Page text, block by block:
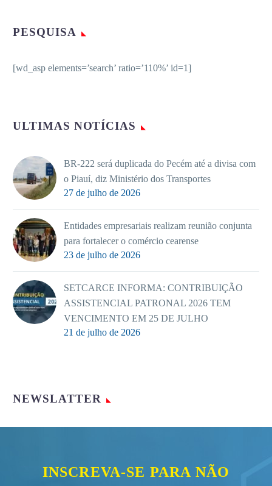
PESQUISA
[wd_asp elements=’search’ ratio=’110%’ id=1]
ULTIMAS NOTÍCIAS
BR-222 será duplicada do Pecém até a divisa com
o Piauí, diz Ministério dos Transportes
27 de julho de 2026
Entidades empresariais realizam reunião conjunta
para fortalecer o comércio cearense
23 de julho de 2026
SETCARCE INFORMA: CONTRIBUIÇÃO
ASSISTENCIAL PATRONAL 2026 TEM
VENCIMENTO EM 25 DE JULHO
21 de julho de 2026
NEWSLATTER
INSCREVA-SE PARA NÃO